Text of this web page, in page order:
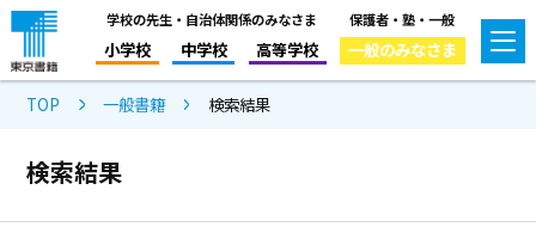
学校の先生・自治体関係のみなさま
小学校 中学校 高等学校
保護者・塾・一般
一般のみなさま
TOP 一般書籍 検索結果
検索結果